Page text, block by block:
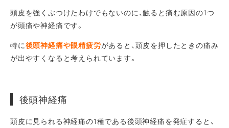
頭皮を強くぶつけたわけでもないのに、触ると痛む原因の1つ
が頭痛や神経痛です。
特に後頭神経痛や眼精疲労があると、頭皮を押したときの痛み
が出やすくなると考えられています。
後頭神経痛
頭皮に見られる神経痛の1種である後頭神経痛を発症すると、